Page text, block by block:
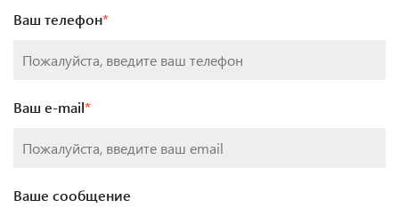
Ваш телефон*
Ваш e-mail*
Ваше сообщение